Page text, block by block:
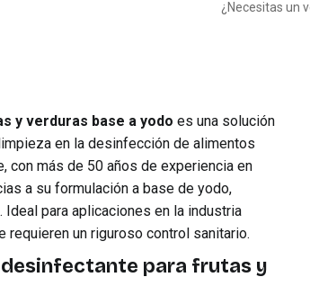
¿Necesitas un
y verduras base a yodo es una solución
en la desinfección de alimentos
con más de 50 años de experiencia en
a su formulación a base de yodo,
para aplicaciones en la industria
un riguroso control sanitario.
desinfectante para frutas y